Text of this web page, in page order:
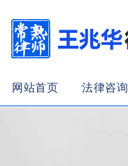
网站首页 法律咨询